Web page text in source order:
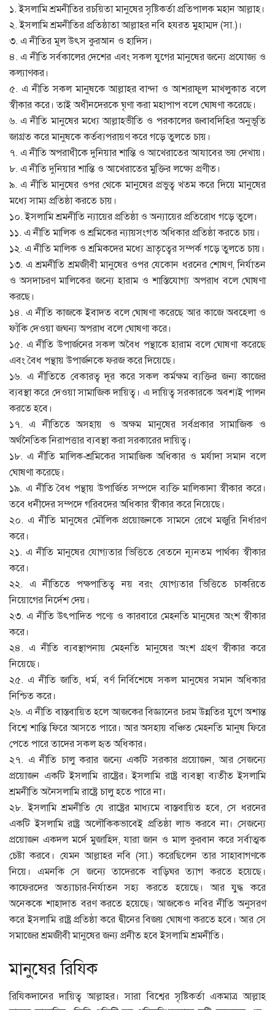
১. ইসলামি শ্রমনীতির রচয়িতা মানুষের সৃষ্টিকর্তা প্রতিপালক মহান আল্লাহ।
২. ইসলামি শ্রমনীতির প্রতিষ্ঠাতা আল্লাহর নবি হযরত মুহাম্মদ (সা.)।
৩. এ নীতির মূল উৎস কুরআন ও হাদিস।
৪. এ নীতি সর্বকালের দেশের এবং সকল যুগের মানুষের জন্যে প্রযোজ্য ও
কল্যাণকর।
৫. এ নীতি সকল মানুষকে আল্লাহর বান্দা ও আশরাফুল মাখলুকাত বলে
স্বীকার করে। তাই অধীনদেরকে ঘৃণা করা মহাপাপ বলে ঘোষণা করেছে।
৬. এ নীতি মানুষের মধ্যে আল্লাহভীতি ও পরকালের জবাবদিহির অনুভূতি
জাগ্রত করে মানুষকে কর্তব্যপরায়ণ করে গড়ে তুলতে চায়।
৭. এ নীতি অপরাধীকে দুনিয়ার শান্তি ও আখেরাতের আযাবের ভয় দেখায়।
৮. এ নীতি দুনিয়ার শান্তি ও আখেরাতের মুক্তির লক্ষ্যে প্রণীত।
৯. এ নীতি মানুষের ওপর থেকে মানুষের প্রভুত্ব খতম করে দিয়ে মানুষের
মধ্যে সাম্য প্রতিষ্ঠা করতে চায়।
১০. ইসলামি শ্রমনীতি ন্যায়ের প্রতিষ্ঠা ও অন্যায়ের প্রতিরোধ গড়ে তুলে।
১১. এ নীতি মালিক ও শ্রমিকের ন্যায়সংগত অধিকার প্রতিষ্ঠা করতে চায়।
১২. এ নীতি মালিক ও শ্রমিকদের মধ্যে ভ্রাতৃত্বের সম্পর্ক গড়ে তুলতে চায়।
১৩. এ শ্রমনীতি শ্রমজীবী মানুষের ওপর যেকোন ধরনের শোষণ, নির্যাতন
ও অসদাচরণ মালিকের জন্যে হারাম ও শাস্তিযোগ্য অপরাধ বলে ঘোষণা
করছে।
১৪. এ নীতি কাজকে ইবাদত বলে ঘোষণা করেছে আর কাজে অবহেলা ও
ফাঁকি দেওয়া জঘন্য অপরাধ বলে ঘোষণা করে।
১৫. এ নীতি উপার্জনের সকল অবৈধ পন্থাকে হারাম বলে ঘোষণা করেছে
এবং বৈধ পন্থায় উপার্জনকে ফরজ করে দিয়েছে।
১৬. এ নীতিতে বেকারত্ব দূর করে সকল কর্মক্ষম ব্যক্তির জন্য কাজের
ব্যবস্থা করে দেওয়া সামাজিক দায়িত্ব। এ দায়িত্ব সরকারকে অবশ্যই পালন
করতে হবে।
১৭. এ নীতিতে অসহায় ও অক্ষম মানুষের সর্বপ্রকার সামাজিক ও
অর্থনৈতিক নিরাপত্তার ব্যবস্থা করা সরকারের দায়িত্ব।
১৮. এ নীতি মালিক-শ্রমিকের সামাজিক অধিকার ও মর্যাদা সমান বলে
ঘোষণা করেছে।
১৯. এ নীতি বৈধ পন্থায় উপার্জিত সম্পদে ব্যক্তি মালিকানা স্বীকার করে।
তবে ধনীদের সম্পদে গরিবদের অধিকার স্বীকার করে নিয়েছে।
২০. এ নীতি মানুষের মৌলিক প্রয়োজনকে সামনে রেখে মজুরি নির্ধারণ
করে।
২১. এ নীতি মানুষের যোগ্যতার ভিত্তিতে বেতনে ন্যূনতম পার্থক্য স্বীকার
করে।
২২. এ নীতিতে পক্ষপাতিত্ব নয় বরং যোগ্যতার ভিত্তিতে চাকরিতে
নিয়োগের নির্দেশ দেয়।
২৩. এ নীতি উৎপাদিত পণ্যে ও কারবারে মেহনতি মানুষের অংশ স্বীকার
করে।
২৪. এ নীতি ব্যবস্থাপনায় মেহনতি মানুষের অংশ গ্রহণ স্বীকার করে
নিয়েছে।
২৫. এ নীতি জাতি, ধর্ম, বর্ণ নির্বিশেষে সকল মানুষের সমান অধিকার
নিশ্চিত করে।
২৬. এ নীতি বাস্তবায়িত হলে আজকের বিজ্ঞানের চরম উন্নতির যুগে অশান্ত
বিশ্বে শান্তি ফিরে আসতে পারে। আর অসহায় বঞ্চিত মেহনতি মানুষ ফিরে
পেতে পারে তাদের সকল হৃত অধিকার।
২৭. এ নীতি চালু করার জন্যে একটি সরকার প্রয়োজন, আর সেজন্যে
প্রয়োজন একটি ইসলামি রাষ্ট্রের। ইসলামি রাষ্ট্র ব্যবস্থা ব্যতীত ইসলামি
শ্রমনীতি অনৈসলামি রাষ্ট্রে চালু হতে পারে না।
২৮. ইসলামি শ্রমনীতি যে রাষ্ট্রের মাধ্যমে বাস্তবায়িত হবে, সে ধরনের
একটি ইসলামি রাষ্ট্র অলৌকিকভাবেই প্রতিষ্ঠা লাভ করবে না। সেজন্যে
প্রয়োজন একদল মর্দে মুজাহিদ, যারা জান ও মাল কুরবান করে সর্বাত্মক
চেষ্টা করবে। যেমন আল্লাহর নবি (সা.) করেছিলেন তার সাহাবাগণকে
নিয়ে। এমনকি সে জন্যে তাদেরকে বাড়িঘর ত্যাগ করতে হয়েছে।
কাফেরদের অত্যাচার-নির্যাতন সহ্য করতে হয়েছে। আর যুদ্ধ করে
অনেককে শাহাদাত বরণ করতে হয়েছে। আজকেও নবির নীতি অনুসরণ
করে ইসলামি রাষ্ট্র প্রতিষ্ঠা করে দ্বীনের বিজয় ঘোষণা করতে হবে। আর সে
সমাজের শ্রমজীবী মানুষের জন্য প্রনীত হবে ইসলামি শ্রমনীতি।
মানুষের রিযিক
রিযিকদানের দায়িত্ব আল্লাহর। সারা বিশ্বের সৃষ্টিকর্তা একমাত্র আল্লাহ